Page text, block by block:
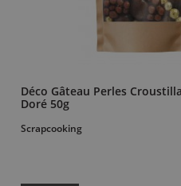
Déco Gâteau Perles
Doré 50g
Scrapcooking